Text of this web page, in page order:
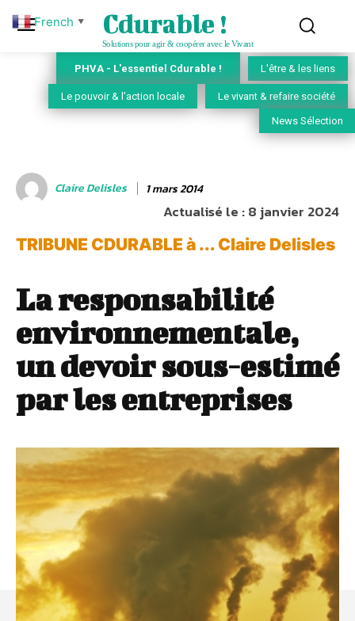
Cdurable !
Solutions pour agir & coopérer avec le Vivant
PHVA - L'essentiel Cdurable ! L'être & les liens
Le pouvoir & l'action locale Le vivant & refaire société
News Sélection
Claire Delisles 1 mars 2014
Actualisé le :8 janvier 2024
TRIBUNE CDURABLE à ... Claire Delisles
La responsabilité
environnementale,
un devoir sous-estimé
par les entreprises
French ▼